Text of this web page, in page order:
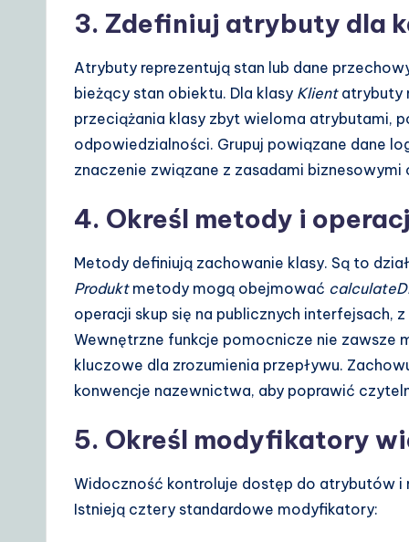
3. Zdefiniuj atrybuty dla
Atrybuty reprezentują stan lub dane
bieżący stan obiektu. Dla klasy Klientatrybuty
przeciążania klasy zbyt wieloma atrybutami,
odpowiedzialności. Grupuj powiązane dane
znaczenie związane z zasadami
4. Określ metody i
Metody definiują zachowanie klasy. Są to
Produktmetody mogą obejmować
operacji skup się na publicznych interfejsach,
Wewnętrzne funkcje pomocnicze nie zawsze
kluczowe dla zrozumienia przepływu.
konwencje nazewnictwa, aby poprawić
5. Określ modyfikatory
Widoczność kontroluje dostęp do atrybutów
Istnieją cztery standardowe modyfikatory: